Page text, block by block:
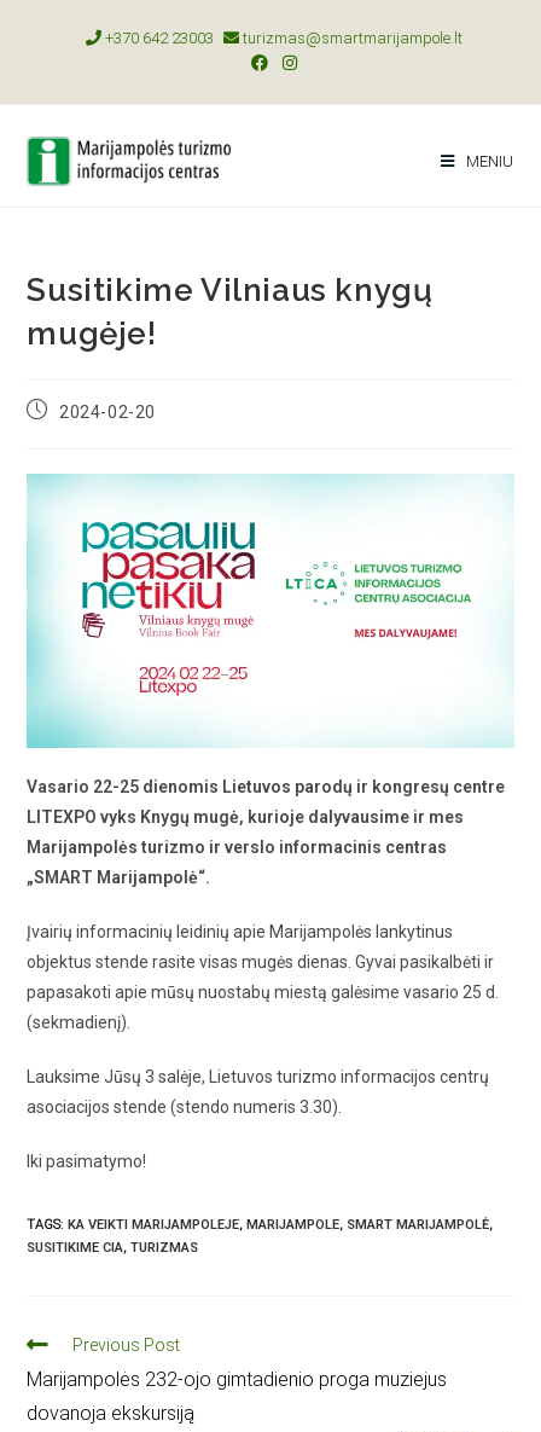
+370 642 23003 turizmas@smartmarijampole.lt
MENIU
Susitikime Vilniaus knygų
mugėje!
2024-02-20
Vasario 22-25 dienomis Lietuvos parodų ir kongresų centre
LITEXPO vyks Knygų mugė, kurioje dalyvausime ir mes
Marijampolės turizmo ir verslo informacinis centras
„SMART Marijampolė“.
Įvairių informacinių leidinių apie Marijampolės lankytinus
objektus stende rasite visas mugės dienas. Gyvai pasikalbėti ir
papasakoti apie mūsų nuostabų miestą galėsime vasario 25 d.
(sekmadienį).
Lauksime Jūsų 3 salėje, Lietuvos turizmo informacijos centrų
asociacijos stende (stendo numeris 3.30).
Iki pasimatymo!
TAGS: KA VEIKTI MARIJAMPOLEJE, MARIJAMPOLE, SMART MARIJAMPOLĖ,
SUSITIKIME CIA, TURIZMAS
Previous Post
Marijampolės 232-ojo gimtadienio proga muziejus
dovanoja ekskursiją